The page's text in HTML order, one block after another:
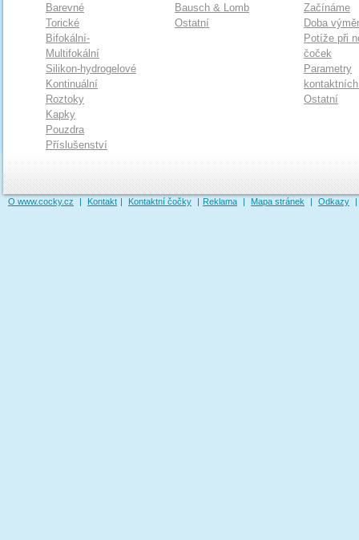
Barevné
Torické
Bifokální-
Multifokální
Silikon-hydrogelové
Kontinuální
Roztoky
Kapky
Pouzdra
Příslušenství
Bausch & Lomb
Ostatní
Začínáme
Doba
Potíže při
čoček
Parametry
Ostatní
O www.cocky.cz | Kontakt | Kontaktní čočky | Reklama | Mapa stránek | Odkazy |